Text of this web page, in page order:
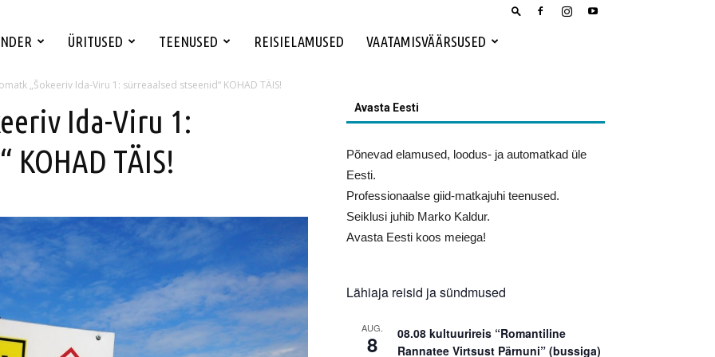
ÜRITUSED TEENUSED REISIELAMUSED VAATAMISVÄÄRSUSED
„Šokeeriv Ida-Viru 1: sürreaalsed stseenid“ KOHAD TÄIS!
Ida-Viru 1:
KOHAD TÄIS!
Avasta Eesti
Põnevad elamused, loodus- ja automatkad üle
Eesti.
Professionaalse giid-matkajuhi teenused.
Seiklusi juhib Marko Kaldur.
Avasta Eesti koos meiega!
Lähiaja reisid ja sündmused
AUG.
8
08.08 kultuurireis “Romantiline
Rannatee Virtsust Pärnuni” (bussiga)